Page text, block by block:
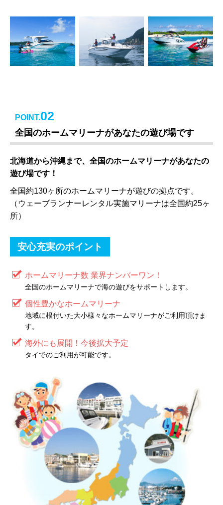
POINT.02
全国のホームマリーナがあなたの遊び場です
北海道から沖縄まで、全国のホームマリーナがあなたの
遊び場です！
全国約130ヶ所のホームマリーナが遊びの拠点です。
（ウェーブランナーレンタル実施マリーナは全国約25ヶ
所）
安心充実のポイント
ホームマリーナ数 業界ナンバーワン！
全国のホームマリーナで海の遊びをサポートします。
個性豊かなホームマリーナ
地域に根付いた大小様々なホームマリーナがご利用頂けま
す。
海外にも展開！今後拡大予定
タイでのご利用が可能です。